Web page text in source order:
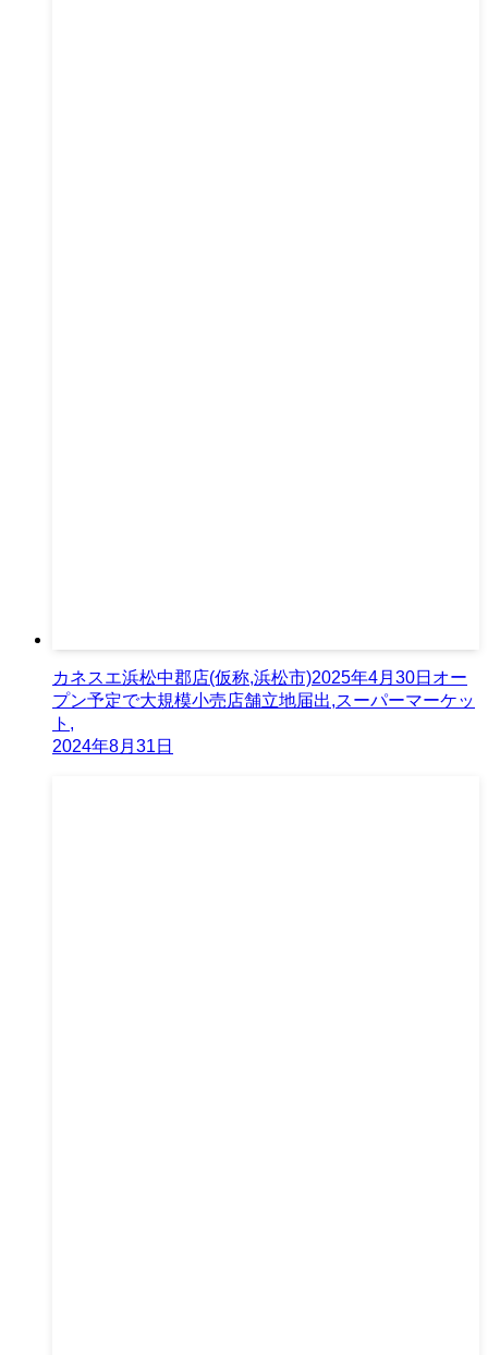
カネスエ浜松中郡店(仮称,浜松市)2025年4月30日オー
プン予定で大規模小売店舗立地届出,スーパーマーケッ
ト,
2024年8月31日